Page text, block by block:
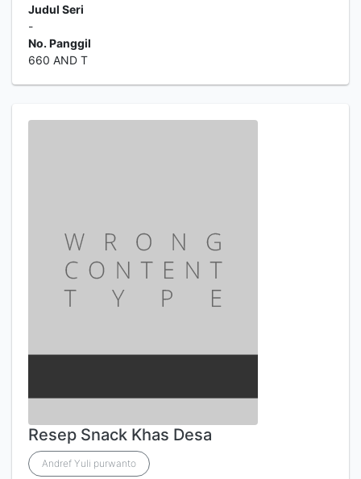
Judul Seri
-
No. Panggil
660 AND T
Resep Snack Khas Desa
Andref Yuli purwanto